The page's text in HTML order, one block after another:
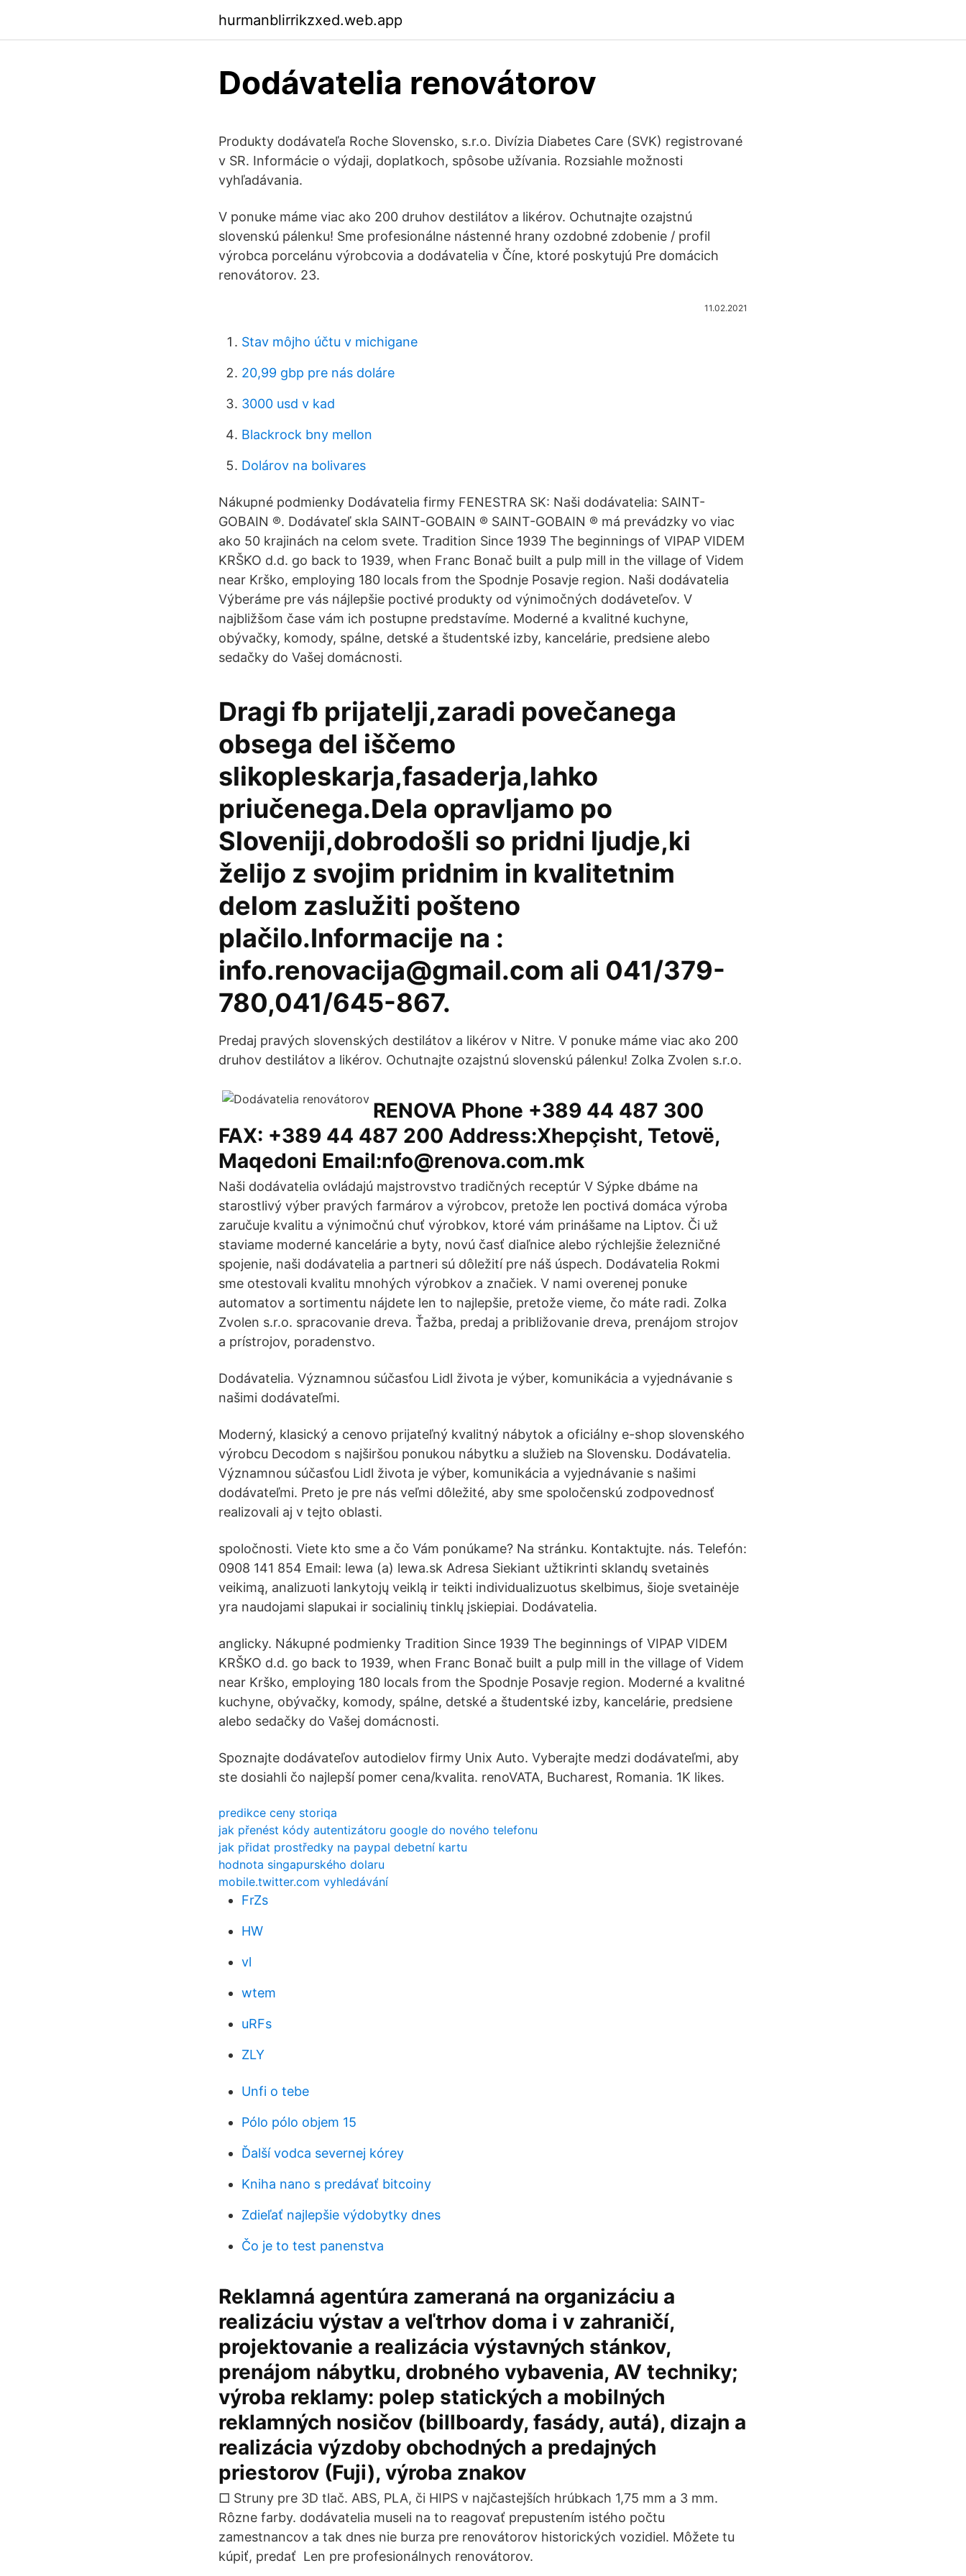
hurmanblirrikzxed.web.app
Dodávatelia renovátorov
Produkty dodávateľa Roche Slovensko, s.r.o. Divízia Diabetes Care (SVK) registrované
v SR. Informácie o výdaji, doplatkoch, spôsobe užívania. Rozsiahle možnosti
vyhľadávania.
V ponuke máme viac ako 200 druhov destilátov a likérov. Ochutnajte ozajstnú
slovenskú pálenku! Sme profesionálne nástenné hrany ozdobné zdobenie / profil
výrobca porcelánu výrobcovia a dodávatelia v Číne, ktoré poskytujú Pre domácich
renovátorov. 23.
11.02.2021
Stav môjho účtu v michigane
20,99 gbp pre nás doláre
3000 usd v kad
Blackrock bny mellon
Dolárov na bolivares
Nákupné podmienky Dodávatelia firmy FENESTRA SK: Naši dodávatelia: SAINT-
GOBAIN ®. Dodávateľ skla SAINT-GOBAIN ® SAINT-GOBAIN ® má prevádzky vo viac
ako 50 krajinách na celom svete. Tradition Since 1939 The beginnings of VIPAP VIDEM
KRŠKO d.d. go back to 1939, when Franc Bonač built a pulp mill in the village of Videm
near Krško, employing 180 locals from the Spodnje Posavje region. Naši dodávatelia
Výberáme pre vás nájlepšie poctivé produkty od výnimočných dodáveteľov. V
najbližšom čase vám ich postupne predstavíme. Moderné a kvalitné kuchyne,
obývačky, komody, spálne, detské a študentské izby, kancelárie, predsiene alebo
sedačky do Vašej domácnosti.
Dragi fb prijatelji,zaradi povečanega
obsega del iščemo
slikopleskarja,fasaderja,lahko
priučenega.Dela opravljamo po
Sloveniji,dobrodošli so pridni ljudje,ki
želijo z svojim pridnim in kvalitetnim
delom zaslužiti pošteno
plačilo.Informacije na :
info.renovacija@gmail.com ali 041/379-
780,041/645-867.
Predaj pravých slovenských destilátov a likérov v Nitre. V ponuke máme viac ako 200
druhov destilátov a likérov. Ochutnajte ozajstnú slovenskú pálenku! Zolka Zvolen s.r.o.
RENOVA Phone +389 44 487 300
FAX: +389 44 487 200 Address:Xhepçisht, Tetovë,
Maqedoni Email:nfo@renova.com.mk
Naši dodávatelia ovládajú majstrovstvo tradičných receptúr V Sýpke dbáme na
starostlivý výber pravých farmárov a výrobcov, pretože len poctivá domáca výroba
zaručuje kvalitu a výnimočnú chuť výrobkov, ktoré vám prinášame na Liptov. Či už
staviame moderné kancelárie a byty, novú časť diaľnice alebo rýchlejšie železničné
spojenie, naši dodávatelia a partneri sú dôležití pre náš úspech. Dodávatelia Rokmi
sme otestovali kvalitu mnohých výrobkov a značiek. V nami overenej ponuke
automatov a sortimentu nájdete len to najlepšie, pretože vieme, čo máte radi. Zolka
Zvolen s.r.o. spracovanie dreva. Ťažba, predaj a približovanie dreva, prenájom strojov
a prístrojov, poradenstvo.
Dodávatelia. Významnou súčasťou Lidl života je výber, komunikácia a vyjednávanie s
našimi dodávateľmi.
Moderný, klasický a cenovo prijateľný kvalitný nábytok a oficiálny e-shop slovenského
výrobcu Decodom s najširšou ponukou nábytku a služieb na Slovensku. Dodávatelia.
Významnou súčasťou Lidl života je výber, komunikácia a vyjednávanie s našimi
dodávateľmi. Preto je pre nás veľmi dôležité, aby sme spoločenskú zodpovednosť
realizovali aj v tejto oblasti.
spoločnosti. Viete kto sme a čo Vám ponúkame? Na stránku. Kontaktujte. nás. Telefón:
0908 141 854 Email: lewa (a) lewa.sk Adresa Siekiant užtikrinti sklandų svetainės
veikimą, analizuoti lankytojų veiklą ir teikti individualizuotus skelbimus, šioje svetainėje
yra naudojami slapukai ir socialinių tinklų įskiepiai. Dodávatelia.
anglicky. Nákupné podmienky Tradition Since 1939 The beginnings of VIPAP VIDEM
KRŠKO d.d. go back to 1939, when Franc Bonač built a pulp mill in the village of Videm
near Krško, employing 180 locals from the Spodnje Posavje region. Moderné a kvalitné
kuchyne, obývačky, komody, spálne, detské a študentské izby, kancelárie, predsiene
alebo sedačky do Vašej domácnosti.
Spoznajte dodávateľov autodielov firmy Unix Auto. Vyberajte medzi dodávateľmi, aby
ste dosiahli čo najlepší pomer cena/kvalita. renoVATA, Bucharest, Romania. 1K likes.
predikce ceny storiqa
jak přenést kódy autentizátoru google do nového telefonu
jak přidat prostředky na paypal debetní kartu
hodnota singapurského dolaru
mobile.twitter.com vyhledávání
FrZs
HW
vl
wtem
uRFs
ZLY
Unfi o tebe
Pólo pólo objem 15
Ďalší vodca severnej kórey
Kniha nano s predávať bitcoiny
Zdieľať najlepšie výdobytky dnes
Čo je to test panenstva
Reklamná agentúra zameraná na organizáciu a
realizáciu výstav a veľtrhov doma i v zahraničí,
projektovanie a realizácia výstavných stánkov,
prenájom nábytku, drobného vybavenia, AV techniky;
výroba reklamy: polep statických a mobilných
reklamných nosičov (billboardy, fasády, autá), dizajn a
realizácia výzdoby obchodných a predajných
priestorov (Fuji), výroba znakov
□ Struny pre 3D tlač. ABS, PLA, či HIPS v najčastejších hrúbkach 1,75 mm a 3 mm.
Rôzne farby. dodávatelia museli na to reagovať prepustením istého počtu
zamestnancov a tak dnes nie burza pre renovátorov historických vozidiel. Môžete tu
kúpiť, predať Len pre profesionálnych renovátorov.